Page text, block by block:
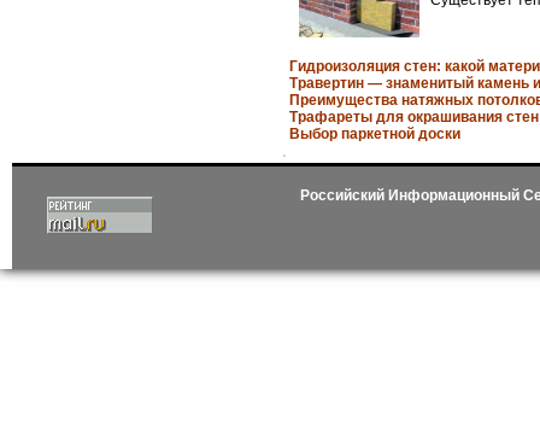
Гидроизоляция стен: какой
Травертин — знаменитый камень
Преимущества натяжных
Трафареты для окрашивания стен
Выбор паркетной доски
Российский Информационный